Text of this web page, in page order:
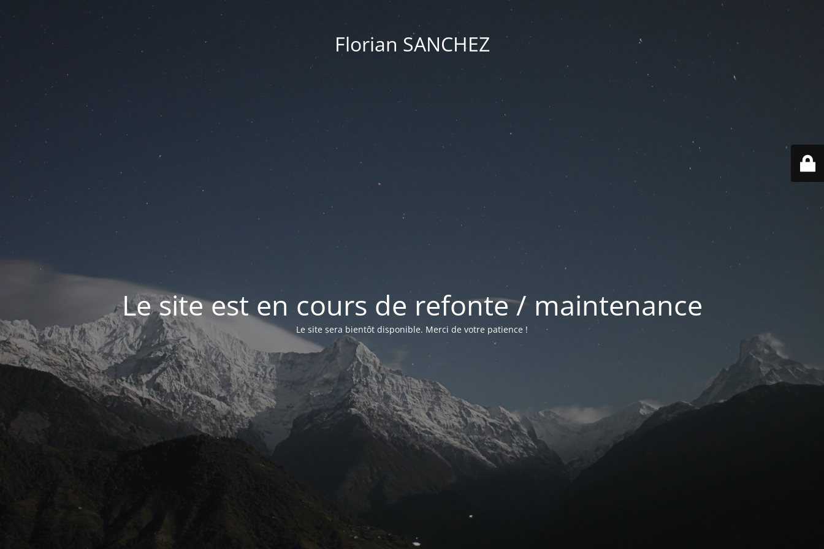
Florian SANCHEZ
Le site est en cours de refonte / maintenance
Le site sera bientôt disponible. Merci de votre patience !